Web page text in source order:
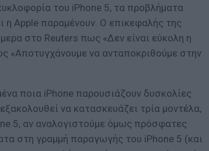
του iPhone 5, τα προβλήματα
η Apple παραμένουν. Ο επικεφαλής της
στο Reuters πως «Δεν είναι εύκολη η
«Αποτυγχάνουμε να ανταποκριθούμε στην
ποια iPhone παρουσιάζουν δυσκολίες
να κατασκευάζει τρία μοντέλα,
5, αν αναλογιστούμε όμως πρόσφατες
στη γραμμή παραγωγής του iPhone 5 (και